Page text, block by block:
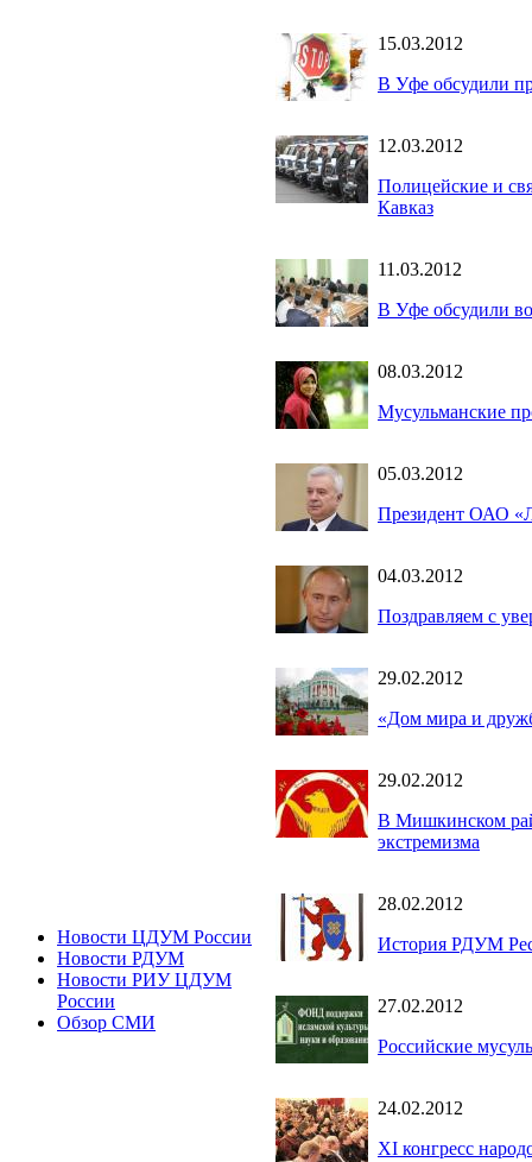
Новости ЦДУМ России
Новости РДУМ
Новости РИУ ЦДУМ
России
Обзор СМИ
15.03.2012
В Уфе обсудили
12.03.2012
Полицейские и
Кавказ
11.03.2012
В Уфе обсудили
08.03.2012
Мусульманские
05.03.2012
Президент ОАО
04.03.2012
Поздравляем с
29.02.2012
«Дом мира и
29.02.2012
В Мишкинском
экстремизма
28.02.2012
История РДУМ
27.02.2012
Российские
24.02.2012
XI конгресс